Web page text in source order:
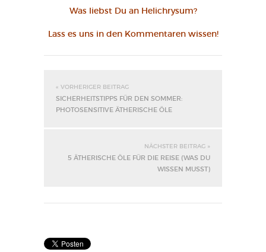
Was liebst Du an Helichrysum?
Lass es uns in den Kommentaren wissen!
« VORHERIGER BEITRAG
SICHERHEITSTIPPS FÜR DEN SOMMER:
PHOTOSENSITIVE ÄTHERISCHE ÖLE
NÄCHSTER BEITRAG »
5 ÄTHERISCHE ÖLE FÜR DIE REISE (WAS DU
WISSEN MUSST)